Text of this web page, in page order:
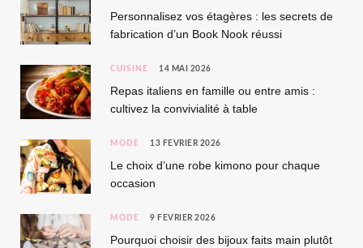
Personnalisez vos étagères : les secrets de
fabrication d’un Book Nook réussi
CUISINE 14 MAI 2026
Repas italiens en famille ou entre amis :
cultivez la convivialité à table
MODE 13 FÉVRIER 2026
Le choix d’une robe kimono pour chaque
occasion
MODE 9 FÉVRIER 2026
Pourquoi choisir des bijoux faits main plutôt